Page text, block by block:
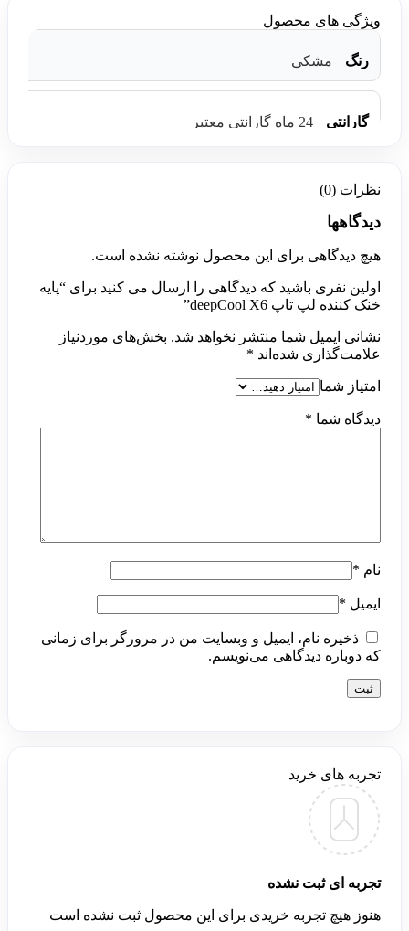
ویژگی های محصول
رنگ مشکی
گارانتی 24 ماه گارانتی معتبر
نظرات (0)
دیدگاهها
هیچ دیدگاهی برای این محصول نوشته نشده است.
اولین نفری باشید که دیدگاهی را ارسال می کنید برای “پایه
خنک کننده لپ تاپ deepCool X6”
نشانی ایمیل شما منتشر نخواهد شد. بخش‌های موردنیاز
علامت‌گذاری شده‌اند *
امتیاز شما
دیدگاه شما *
نام *
ایمیل *
ذخیره نام، ایمیل و وبسایت من در مرورگر برای زمانی
که دوباره دیدگاهی می‌نویسم.
تجربه های خرید
تجربه ای ثبت نشده
هنوز هیچ تجربه خریدی برای این محصول ثبت نشده است